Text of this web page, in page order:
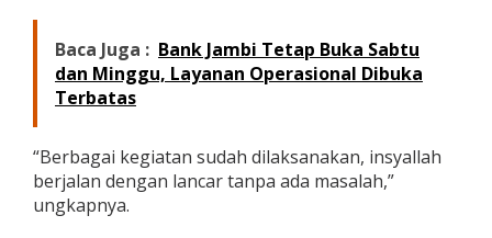
s
-
i
M
e
Baca Juga : Bank Jambi Tetap Buka Sabtu
dan Minggu, Layanan Operasional Dibuka
Terbatas
“Berbagai kegiatan sudah dilaksanakan, insyallah
berjalan dengan lancar tanpa ada masalah,”
ungkapnya.